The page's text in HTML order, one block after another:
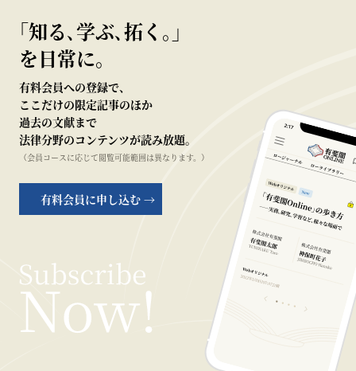
｢知る､学ぶ､拓く｡｣
を日常に。
有料会員への登録で、
ここだけの限定記事のほか
過去の文献まで
法律分野のコンテンツが読み放題。
（会員コースに応じて閲覧可能範囲は異なります。）
有料会員に申し込む →